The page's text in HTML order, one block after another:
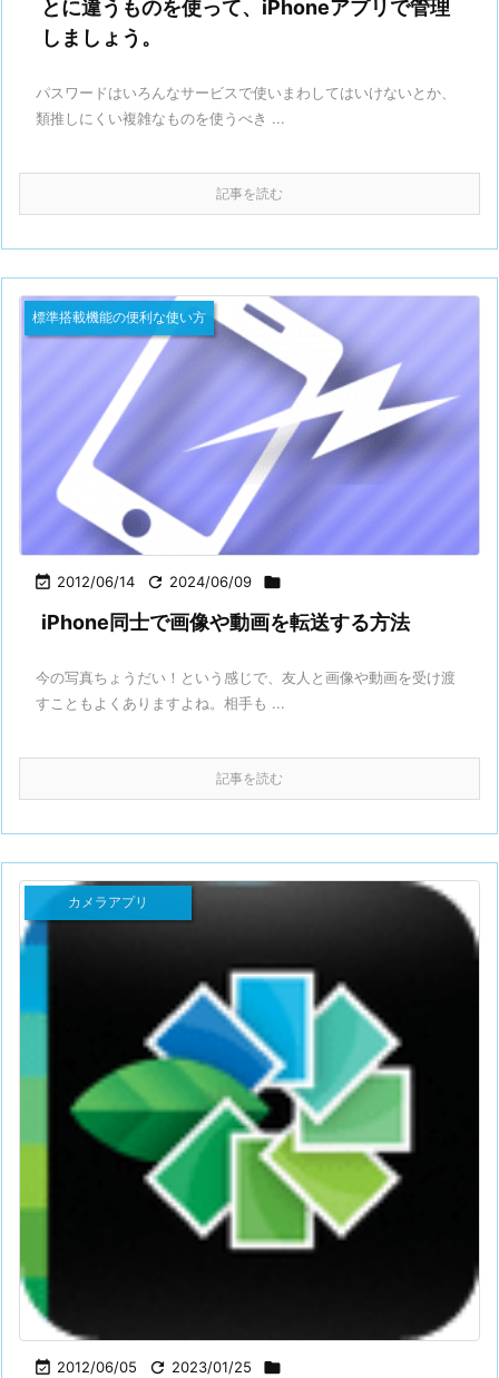
とに違うものを使って、iPhoneアプリで管理
しましょう。
パスワードはいろんなサービスで使いまわしてはいけないとか、
類推しにくい複雑なものを使うべき ...
記事を読む
 2012/06/14  2024/06/09 
標準搭載機能の便利な使い方
iPhone同士で画像や動画を転送する方法
今の写真ちょうだい！という感じで、友人と画像や動画を受け渡
すこともよくありますよね。相手も ...
記事を読む
 2012/06/05  2023/01/25 
カメラアプリ